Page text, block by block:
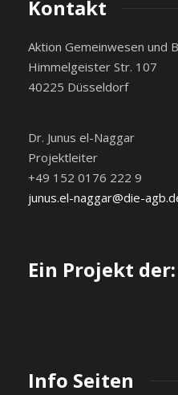
Kontakt
Aktion Gemeinwesen und
Himmelgeister Str. 107
40225 Düsseldorf
Dr. Junus el-Naggar
Projektleiter
+49 152 0176 222 9
junus.el-naggar@die-
Ein Projekt der:
Info Seiten